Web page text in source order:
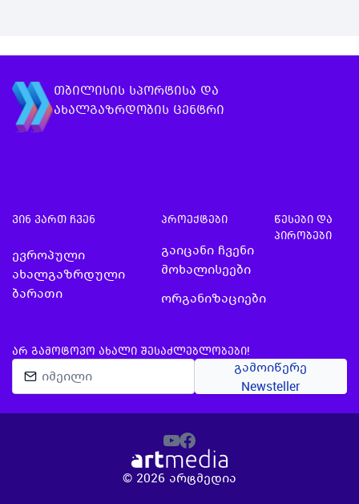
სტაჟირება
მოხალისეობა
მონაწილეობა და
გრანტები მეოთხე
თბილისის სპორტისა და
ახალგაზრდობის ცენტრი
ვინ ვართ ჩვენ
ევროპული
ახალგაზრდული
ბარათი
პროექტები
გაიცანი ჩვენი
მოხალისეები
ორგანიზაციები
წესები და
პირობები
ᲐᲠ ᲒᲐᲛᲝᲢᲝᲕᲝ ᲐᲮᲐᲚᲘ ᲨᲔᲡᲐᲫᲚᲔᲑᲚᲝᲑᲔᲑᲘ!
გამოიწერე
Newsteller
© 2026 არტმედია